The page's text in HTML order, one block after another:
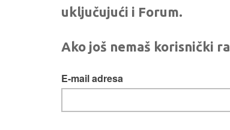
uključujući i Forum.
Ako još nemaš korisnički
E-mail adresa